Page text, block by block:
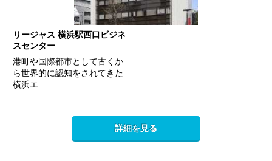
リージャス 横浜駅西口ビジネ
スセンター
港町や国際都市として古くか
ら世界的に認知をされてきた
横浜エ…
詳細を見る